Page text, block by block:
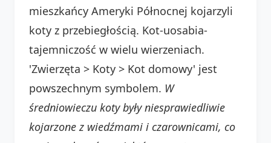
mieszkańcy Ameryki Północnej kojarzyli
koty z przebiegłością. Kot-uosabia-
tajemniczość w wielu wierzeniach.
'Zwierzęta > Koty > Kot domowy' jest
powszechnym symbolem. W
średniowieczu koty były niesprawiedliwie
kojarzone z wiedźmami i czarownicami, co